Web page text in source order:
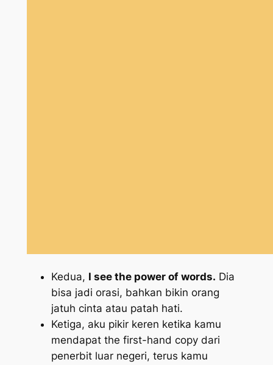
Kedua, I see the power of words. Dia
bisa jadi orasi, bahkan bikin orang
jatuh cinta atau patah hati.
Ketiga, aku pikir keren ketika kamu
mendapat the first-hand copydari
penerbit luar negeri, terus kamu